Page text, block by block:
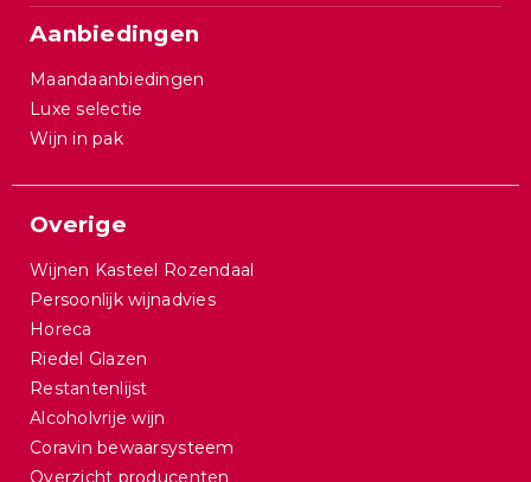
Aanbiedingen
Maandaanbiedingen
Luxe selectie
Wijn in pak
Overige
Wijnen Kasteel Rozendaal
Persoonlijk wijnadvies
Horeca
Riedel Glazen
Restantenlijst
Alcoholvrije wijn
Coravin bewaarsysteem
Overzicht producenten